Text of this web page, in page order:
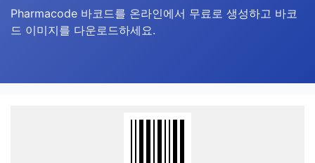
Pharmacode 바코드를 온라인에서 무료로 생성하고 바코
드 이미지를 다운로드하세요.